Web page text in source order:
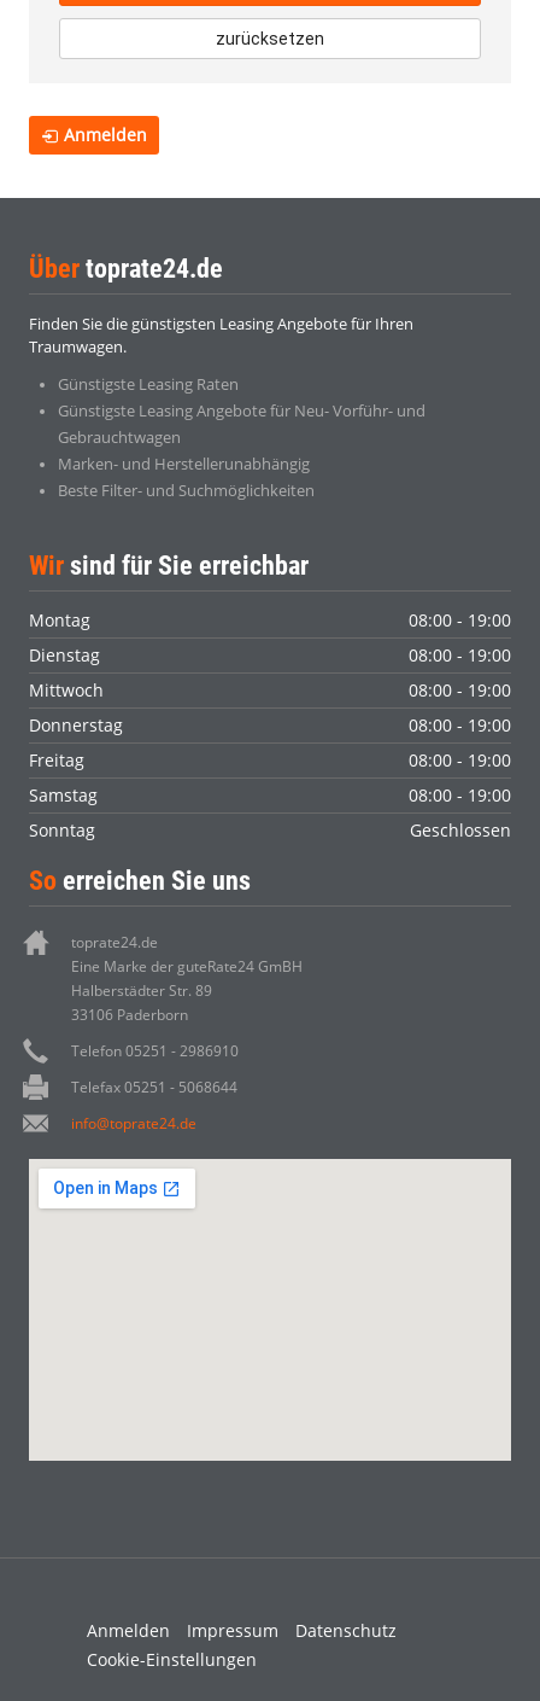
zurücksetzen
Anmelden
Über toprate24.de
Finden Sie die günstigsten Leasing Angebote für Ihren
Traumwagen.
Günstigste Leasing Raten
Günstigste Leasing Angebote für Neu- Vorführ- und
Gebrauchtwagen
Marken- und Herstellerunabhängig
Beste Filter- und Suchmöglichkeiten
Wir sind für Sie erreichbar
Montag
08:00 - 19:00
Dienstag
08:00 - 19:00
Mittwoch
08:00 - 19:00
Donnerstag
08:00 - 19:00
Freitag
08:00 - 19:00
Samstag
08:00 - 19:00
Sonntag
Geschlossen
So erreichen Sie uns
toprate24.de
Eine Marke der guteRate24 GmBH
Halberstädter Str. 89
33106 Paderborn
Telefon 05251 - 2986910
Telefax 05251 - 5068644
info@toprate24.de
Anmelden Impressum
Datenschutz
Cookie-Einstellungen